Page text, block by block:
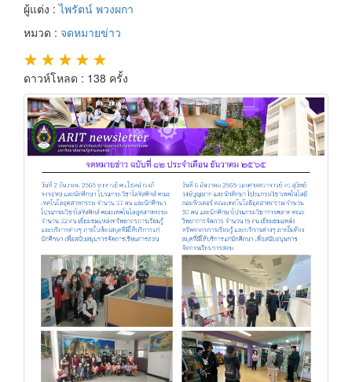
ผู้แต่ง :ไพรัตน์ พวงผกา
หมวด : จดหมายข่าว
★ ★ ★ ★ ★
ดาวห์โหลด : 138 ครั้ง